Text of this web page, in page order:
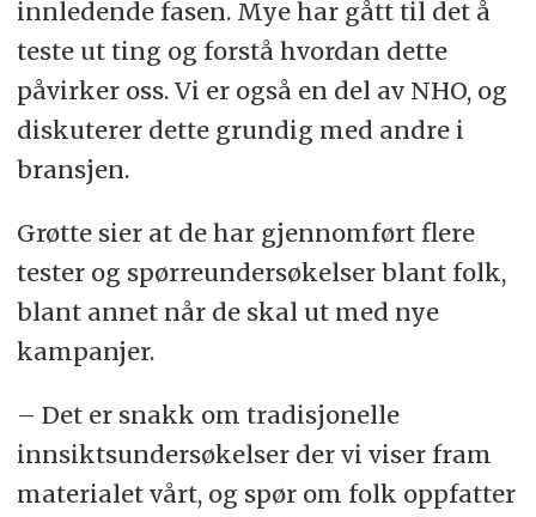
innledende fasen. Mye har gått til det å
teste ut ting og forstå hvordan dette
påvirker oss. Vi er også en del av NHO, og
diskuterer dette grundig med andre i
bransjen.
Grøtte sier at de har gjennomført flere
tester og spørreundersøkelser blant folk,
blant annet når de skal ut med nye
kampanjer.
– Det er snakk om tradisjonelle
innsiktsundersøkelser der vi viser fram
materialet vårt, og spør om folk oppfatter